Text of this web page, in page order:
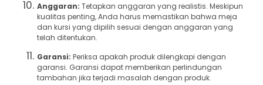
Anggaran: Tetapkan anggaran yang realistis. Meskipun
kualitas penting, Anda harus memastikan bahwa meja
dan kursi yang dipilih sesuai dengan anggaran yang
telah ditentukan.
Garansi: Periksa apakah produk dilengkapi dengan
garansi. Garansi dapat memberikan perlindungan
tambahan jika terjadi masalah dengan produk.